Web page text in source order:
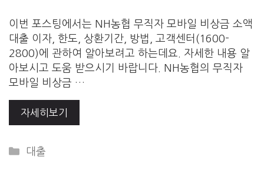
이번 포스팅에서는 NH농협 무직자 모바일 비상금 소액
대출 이자, 한도, 상환기간, 방법, 고객센터(1600-
2800)에 관하여 알아보려고 하는데요. 자세한 내용 알
아보시고 도움 받으시기 바랍니다. NH농협의 무직자
모바일 비상금 …
자세히보기
Categories
대출